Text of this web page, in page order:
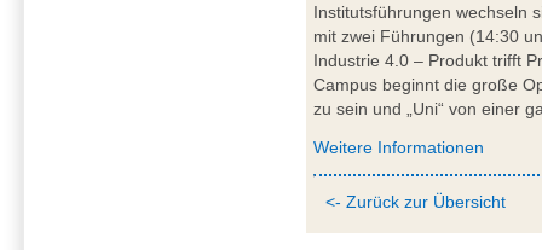
Institutsführungen wechseln
mit zwei Führungen (14:30
Industrie 4.0 – Produkt trifft
Campus beginnt die große
zu sein und „Uni“ von einer
Weitere Informationen
<- Zurück zur Übersicht